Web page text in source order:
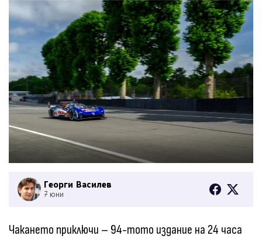
Георги Василев
7 юни
Чакането приключи – 94-тото издание на 24 часа